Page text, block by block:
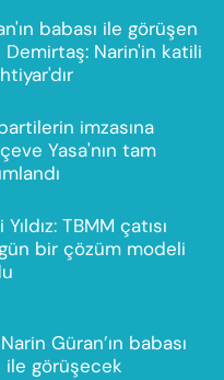
babası ile görüşen
Narin'in katili
imzasına
Yasa'nın tam
TBMM çatısı
bir çözüm modeli
Güran’ın babası
ile görüşecek